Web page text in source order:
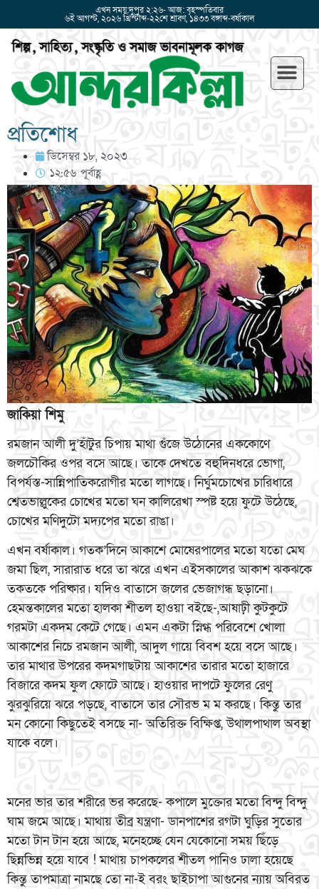
এখন সময়:দুপুর ২:২৬- আজ: বৃহস্পতিবার
৬ই আগস্ট, ২০২৬ খ্রিস্টাব্দ-২২শে শ্রাবণ, ১৪৩৩ বঙ্গাব্দ-বর্ষাকাল
প্রতিশোধ
ডিসেম্বর ১৮, ২০২৩
১২:৫৬ পূর্বাহ্ণ
জাকিয়া শিমু
রমজান আলী দু’হাঁটুর চিপায় মাথা গুঁজে উঠোনের এককোণে
জলচৌকির ওপর বসে আছে। তাকে দেখতে বহুদিনধরে ভোগা,
বিপর্যস্ত-সান্নিপাতিকরোগীর মতো লাগছে। নির্ঘুমচোখের চারিধারে
শ্বেতভাল্লুকের চোখের মতো ঘন কালিরেখা স্পষ্ট হয়ে ফুটে উঠেছে,
চোখের মণিদুটো মদ্যপের মতো রাঙা।
এখন বর্ষাকাল। গতক’দিনে আকাশে মোষেরপালের মতো যতো মেঘ
জমা ছিল, সারারাত ধরে তা ঝরে এখন এইসকালের আকাশ ঝকঝকে
তকতকে পরিষ্কার। যদিও বাতাসে জলের ভেজাগন্ধ ছড়ানো।
হেমন্তকালের মতো হালকা শীতল হাওয়া বইছে-,আষাঢ়ী কুটকুটে
গরমটা একদম কেটে গেছে। এমন একটা স্নিগ্ধ পরিবেশে খোলা
আকাশের নিচে রমজান আলী, আদুল গায়ে বিবশ হয়ে বসে আছে।
তার মাথার উপরের কদমগাছটায় আকাশের তারার মতো হাজারে
বিজারে কদম ফুল ফোটে আছে। হাওয়ার দাপটে ফুলের রেণু
ঝুরঝুরিয়ে ঝরে পড়ছে, বাতাসে তার সৌরভ ম ম করছে। কিন্তু তার
মন কোনো কিছুতেই বসছে না- অতিরিক্ত বিক্ষিপ্ত, উথালপাথাল অবস্থা
যাকে বলে।
মনের ভার তার শরীরে ভর করেছে- কপালে মুক্তোর মতো বিন্দু বিন্দু
ঘাম জমে আছে। মাথায় তীব্র যন্ত্রণা- ডানপাশের রগটা ঘুড়ির সুতোর
মতো টান টান হয়ে আছে, মনেহচ্ছে যেন যেকোনো সময় ছিঁড়ে
ছিন্নভিন্ন হয়ে যাবে ! মাথায় চাপকলের শীতল পানিও ঢালা হয়েছে
কিন্তু তাপমাত্রা নামছে তো না-ই বরং ছাইচাপা আগুনের ন্যায় অবিরত